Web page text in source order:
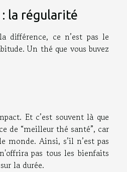
la régularité
différence, ce n’est pas le
Un thé que vous buvez
Et c’est souvent là que
de “meilleur thé santé”, car
Ainsi, s’il n’est pas
pas tous les bienfaits
la durée.